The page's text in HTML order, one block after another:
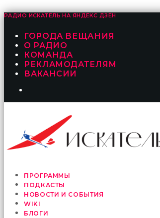
РАДИО ИСКАТЕЛЬ НА ЯНДЕКС ДЗЕН
ГОРОДА ВЕЩАНИЯ
О РАДИО
КОМАНДА
РЕКЛАМОДАТЕЛЯМ
ВАКАНСИИ
ПРОГРАММЫ
ПОДКАСТЫ
НОВОСТИ И СОБЫТИЯ
WIKI
БЛОГИ